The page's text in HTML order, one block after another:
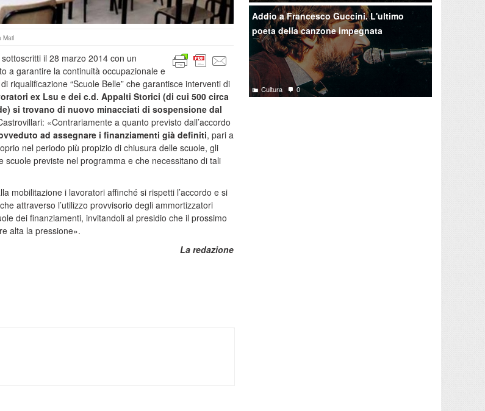
Mail
il 28 marzo 2014 con un
a garantire la continuità occupazionale e
riqualificazione “Scuole Belle” che garantisce interventi di
ex Lsu e dei c.d. Appalti Storici (di cui 500 circa
si trovano di nuovo minacciati di sospensione dal
«Contrariamente a quanto previsto dall’accordo
ad assegnare i finanziamenti già definiti, pari a
nel periodo più propizio di chiusura delle scuole, gli
previste nel programma e che necessitano di tali
mobilitazione i lavoratori affinché si rispetti l’accordo e si
attraverso l’utilizzo provvisorio degli ammortizzatori
dei finanziamenti, invitandoli al presidio che il prossimo
alta la pressione».
La redazione
Addio a Francesco Guccini. L'ultimo
poeta della canzone impegnata
Cultura 0